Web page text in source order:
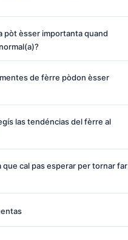
pòt èsser importanta quand
de fèrre pòdon èsser
las tendéncias del fèrre al
que cal pas esperar per tornar far